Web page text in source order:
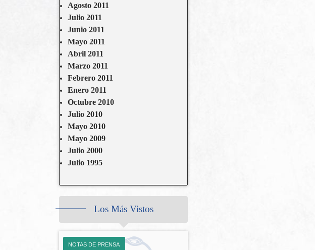
Agosto 2011
Julio 2011
Junio 2011
Mayo 2011
Abril 2011
Marzo 2011
Febrero 2011
Enero 2011
Octubre 2010
Julio 2010
Mayo 2010
Mayo 2009
Julio 2000
Julio 1995
Los Más Vistos
NOTAS DE PRENSA